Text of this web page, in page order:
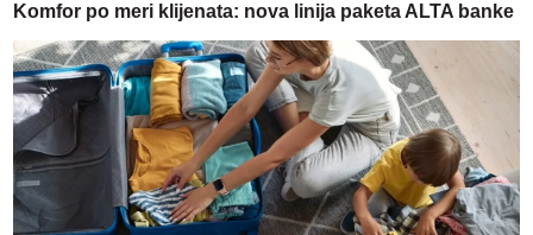
Komfor po meri klijenata: nova linija paketa ALTA banke